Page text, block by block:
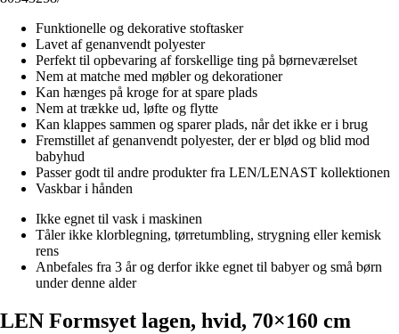
Funktionelle og dekorative stoftasker
Lavet af genanvendt polyester
Perfekt til opbevaring af forskellige ting på børneværelset
Nem at matche med møbler og dekorationer
Kan hænges på kroge for at spare plads
Nem at trække ud, løfte og flytte
Kan klappes sammen og sparer plads, når det ikke er i brug
Fremstillet af genanvendt polyester, der er blød og blid mod
babyhud
Passer godt til andre produkter fra LEN/LENAST kollektionen
Vaskbar i hånden
Ikke egnet til vask i maskinen
Tåler ikke klorblegning, tørretumbling, strygning eller kemisk
rens
Anbefales fra 3 år og derfor ikke egnet til babyer og små børn
under denne alder
LEN Formsyet lagen, hvid, 70×160 cm